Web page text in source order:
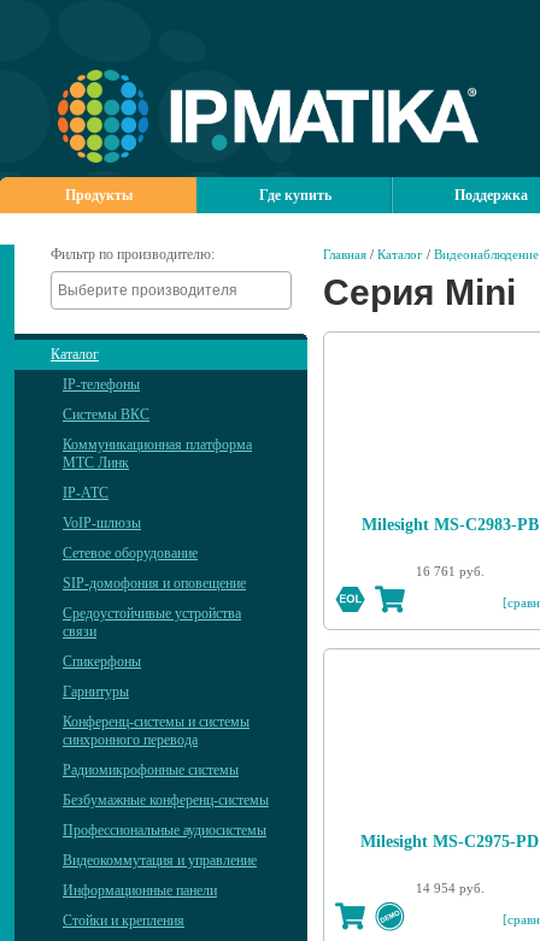
Продукты Где купить Поддержка
Фильтр по производителю:
Каталог
IP-телефоны
Системы ВКС
Коммуникационная платформа
МТС Линк
IP-АТС
VoIP-шлюзы
Сетевое оборудование
SIP-домофония и оповещение
Средоустойчивые устройства
связи
Спикерфоны
Гарнитуры
Конференц-системы и системы
синхронного перевода
Радиомикрофонные системы
Безбумажные конференц-системы
Профессиональные аудиосистемы
Видеокоммутация и управление
Информационные панели
Стойки и крепления
Главная / Каталог / Видеонаблюдение
Серия Mini
Milesight MS-C2983-PB
16 761 руб.
Milesight MS-C2975-PD
14 954 руб.